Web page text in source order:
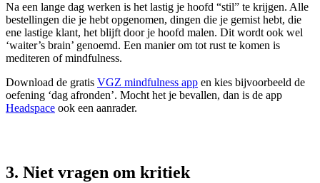
Na een lange dag werken is het lastig je hoofd “stil” te krijgen. Alle
bestellingen die je hebt opgenomen, dingen die je gemist hebt, die
ene lastige klant, het blijft door je hoofd malen. Dit wordt ook wel
‘waiter’s brain’ genoemd. Een manier om tot rust te komen is
mediteren of mindfulness.
Download de gratis VGZ mindfulness app en kies bijvoorbeeld de
oefening ‘dag afronden’. Mocht het je bevallen, dan is de app
Headspace ook een aanrader.
3. Niet vragen om kritiek